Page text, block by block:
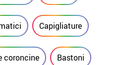
Capigliature
coroncine Bastoni